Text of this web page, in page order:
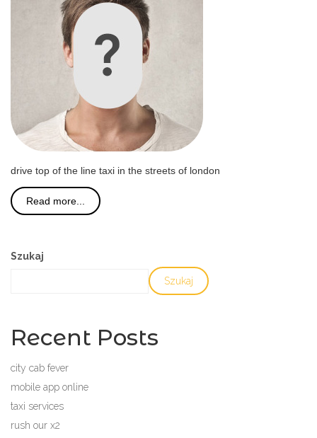
drive top of the line taxi in the streets of london
Read more...
Szukaj
Szukaj
Recent Posts
city cab fever
mobile app online
taxi services
rush our x2